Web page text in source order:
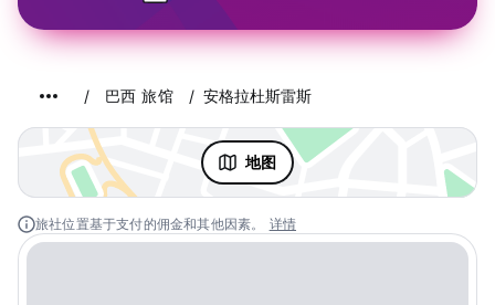
巴西 旅馆 安格拉杜斯雷斯
地图
旅社位置基于支付的佣金和其他因素。 详情